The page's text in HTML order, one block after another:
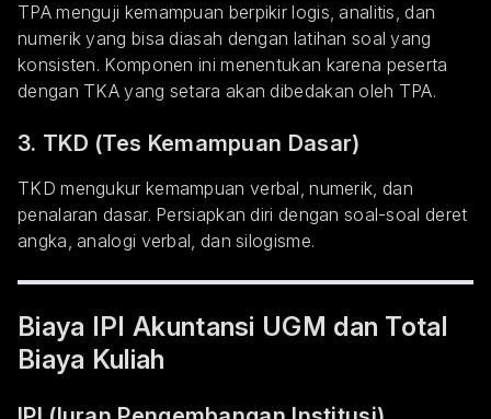
TPA menguji kemampuan berpikir logis, analitis, dan
numerik yang bisa diasah dengan latihan soal yang
konsisten. Komponen ini menentukan karena peserta
dengan TKA yang setara akan dibedakan oleh TPA.
3. TKD (Tes Kemampuan Dasar)
TKD mengukur kemampuan verbal, numerik, dan
penalaran dasar. Persiapkan diri dengan soal-soal deret
angka, analogi verbal, dan silogisme.
Biaya IPI Akuntansi UGM dan Total
Biaya Kuliah